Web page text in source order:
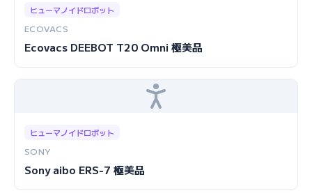
ヒューマノイドロボット
ECOVACS
Ecovacs DEEBOT T20 Omni 極美品
ヒューマノイドロボット
SONY
Sony aibo ERS-7 極美品